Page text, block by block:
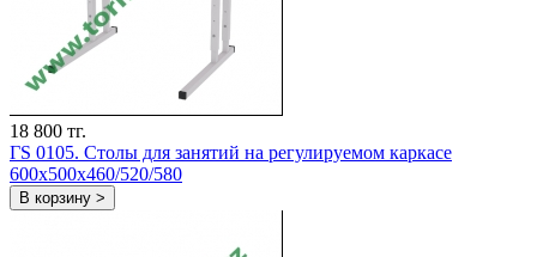
18 800 тг.
ГS 0105. Столы для занятий на регулируемом каркасе
600x500x460/520/580
В корзину >